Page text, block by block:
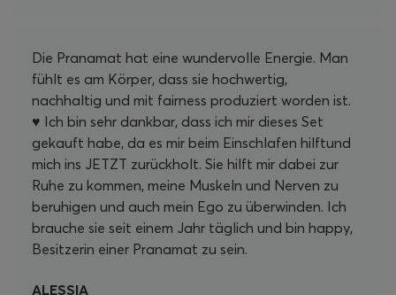
Die Pranamat hat eine wundervolle Energie. Man
fühlt es am Körper, dass sie hochwertig,
nachhaltig und mit fairness produziert worden ist.
♥️ Ich bin sehr dankbar, dass ich mir dieses Set
gekauft habe, da es mir beim Einschlafen hilftund
mich ins JETZT zurückholt. Sie hilft mir dabei zur
Ruhe zu kommen, meine Muskeln und Nerven zu
beruhigen und auch mein Ego zu überwinden. Ich
brauche sie seit einem Jahr täglich und bin happy,
Besitzerin einer Pranamat zu sein.
ALESSIA